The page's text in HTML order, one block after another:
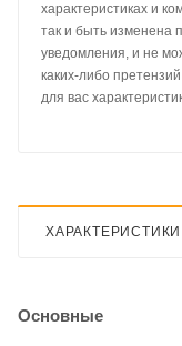
характеристиках и
так и быть изменена
уведомления, и не
каких-либо
для вас
ХАРАКТЕРИСТИКИ
Основные